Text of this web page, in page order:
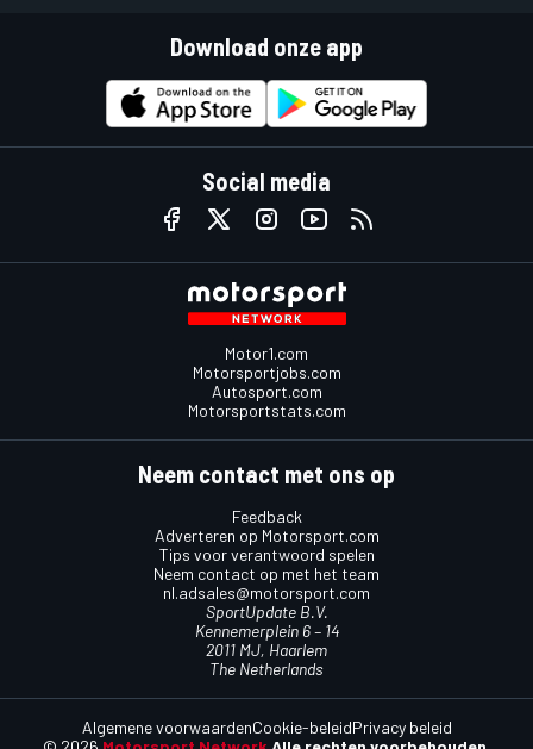
Download onze app
Social media
Motor1.com
Motorsportjobs.com
Autosport.com
Motorsportstats.com
Neem contact met ons op
Feedback
Adverteren op Motorsport.com
Tips voor verantwoord spelen
Neem contact op met het team
nl.adsales@motorsport.com
SportUpdate B.V.
Kennemerplein 6 – 14
2011 MJ, Haarlem
The Netherlands
Algemene voorwaardenCookie-beleidPrivacy beleid